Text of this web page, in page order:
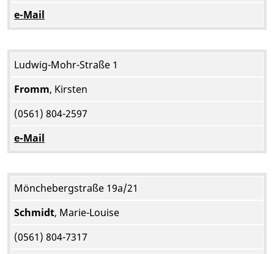
e-Mail
Ludwig-Mohr-Straße 1
Fromm, Kirsten
(0561) 804-2597
e-Mail
Mönchebergstraße 19a/21
Schmidt, Marie-Louise
(0561) 804-7317